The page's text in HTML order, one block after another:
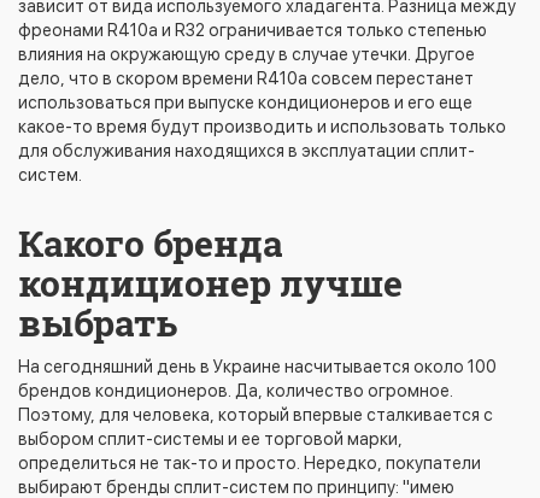
зависит от вида используемого хладагента. Разница между
фреонами R410a и R32 ограничивается только степенью
влияния на окружающую среду в случае утечки. Другое
дело, что в скором времени R410a совсем перестанет
использоваться при выпуске кондиционеров и его еще
какое-то время будут производить и использовать только
для обслуживания находящихся в эксплуатации сплит-
систем.
Какого бренда
кондиционер лучше
выбрать
На сегодняшний день в Украине насчитывается около 100
брендов кондиционеров. Да, количество огромное.
Поэтому, для человека, который впервые сталкивается с
выбором сплит-системы и ее торговой марки,
определиться не так-то и просто. Нередко, покупатели
выбирают бренды сплит-систем по принципу: "имею